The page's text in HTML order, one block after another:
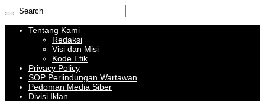
Tentang Kami
Redaksi
Visi dan Misi
Kode Etik
Privacy Policy
SOP Perlindungan Wartawan
Pedoman Media Siber
Divisi Iklan